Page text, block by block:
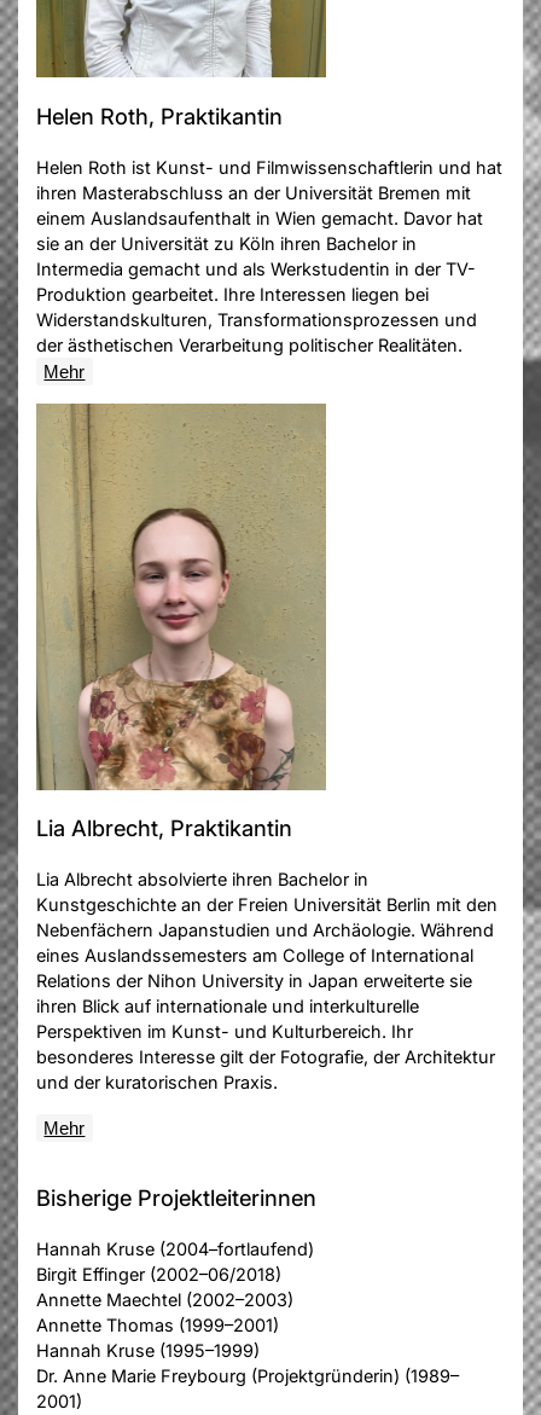
Helen Roth, Praktikantin
Helen Roth ist Kunst- und Filmwissenschaftlerin und hat
ihren Masterabschluss an der Universität Bremen mit
einem Auslandsaufenthalt in Wien gemacht. Davor hat
sie an der Universität zu Köln ihren Bachelor in
Intermedia gemacht und als Werkstudentin in der TV-
Produktion gearbeitet. Ihre Interessen liegen bei
Widerstandskulturen, Transformationsprozessen und
der ästhetischen Verarbeitung politischer Realitäten.
Mehr
Lia Albrecht, Praktikantin
Lia Albrecht absolvierte ihren Bachelor in
Kunstgeschichte an der Freien Universität Berlin mit den
Nebenfächern Japanstudien und Archäologie. Während
eines Auslandssemesters am College of International
Relations der Nihon University in Japan erweiterte sie
ihren Blick auf internationale und interkulturelle
Perspektiven im Kunst- und Kulturbereich. Ihr
besonderes Interesse gilt der Fotografie, der Architektur
und der kuratorischen Praxis.
Mehr
Bisherige Projektleiterinnen
Hannah Kruse (2004–fortlaufend)
Birgit Effinger (2002–06/2018)
Annette Maechtel (2002–2003)
Annette Thomas (1999–2001)
Hannah Kruse (1995–1999)
Dr. Anne Marie Freybourg (Projektgründerin) (1989–
2001)